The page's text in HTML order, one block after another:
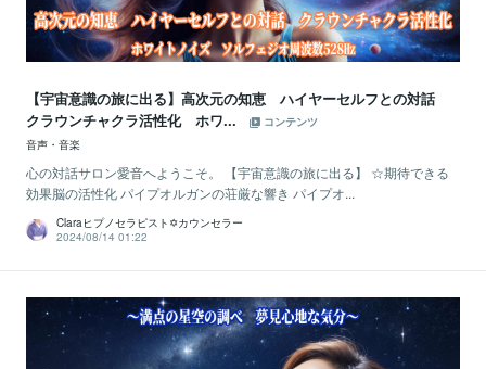
【宇宙意識の旅に出る】高次元の知恵 ハイヤーセルフとの対話
クラウンチャクラ活性化 ホワ...
コンテンツ
音声・音楽
心の対話サロン愛音へようこそ。 【宇宙意識の旅に出る】 ☆期待できる
効果脳の活性化 パイプオルガンの荘厳な響き パイプオ...
Claraヒプノセラピスト✡カウンセラー
2024/08/14 01:22